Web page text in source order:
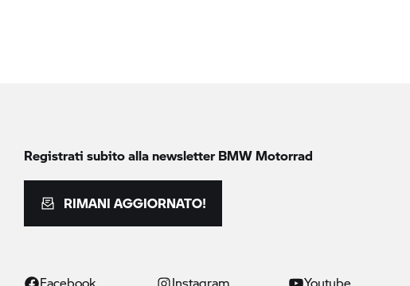
Registrati subito alla newsletterBMW Motorrad
RIMANI AGGIORNATO!